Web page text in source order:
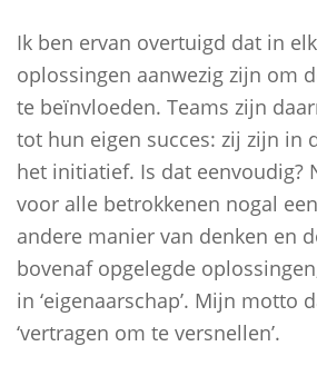
Ik ben ervan overtuigd dat in
oplossingen aanwezig zijn om
te beïnvloeden. Teams zijn
tot hun eigen succes: zij zijn in
het initiatief. Is dat eenvoudig?
voor alle betrokkenen nogal
andere manier van denken en
bovenaf opgelegde
in ‘eigenaarschap’. Mijn motto
‘vertragen om te versnellen’.